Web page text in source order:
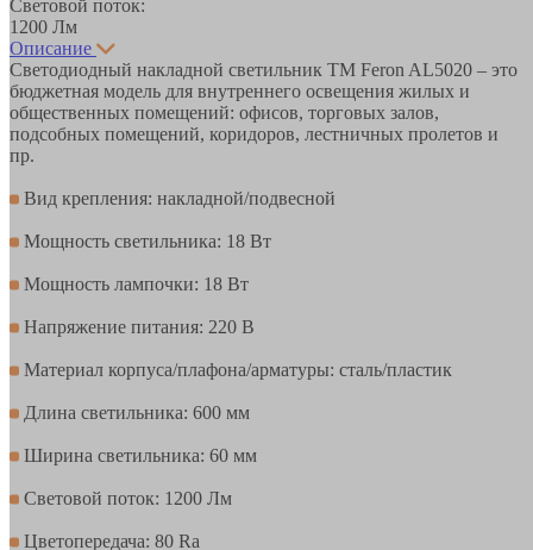
Световой поток:
1200 Лм
Описание
Светодиодный накладной светильник ТМ Feron AL5020 – это
бюджетная модель для внутреннего освещения жилых и
общественных помещений: офисов, торговых залов,
подсобных помещений, коридоров, лестничных пролетов и
пр.
Вид крепления: накладной/подвесной
Мощность светильника: 18 Вт
Мощность лампочки: 18 Вт
Напряжение питания: 220 В
Материал корпуса/плафона/арматуры: сталь/пластик
Длина светильника: 600 мм
Ширина светильника: 60 мм
Световой поток: 1200 Лм
Цветопередача: 80 Ra